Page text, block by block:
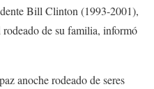
Bill Clinton (1993-2001),
de su familia, informó
anoche rodeado de seres